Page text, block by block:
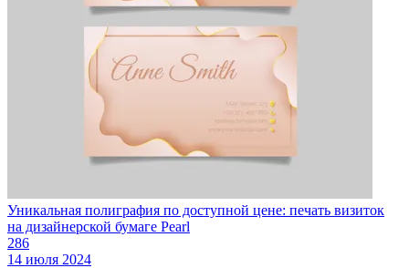
Уникальная полиграфия по доступной цене: печать визиток
на дизайнерской бумаге Pearl
286
14 июля 2024